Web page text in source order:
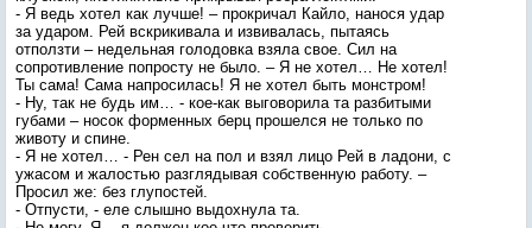
- Я ведь хотел как лучше! – прокричал Кайло, нанося удар
за ударом. Рей вскрикивала и извивалась, пытаясь
отползти – недельная голодовка взяла свое. Сил на
сопротивление попросту не было. – Я не хотел… Не хотел!
Ты сама! Сама напросилась! Я не хотел быть монстром!
- Ну, так не будь им… - кое-как выговорила та разбитыми
губами – носок форменных берц прошелся не только по
животу и спине.
- Я не хотел… - Рен сел на пол и взял лицо Рей в ладони, с
ужасом и жалостью разглядывая собственную работу. –
Просил же: без глупостей.
- Отпусти, - еле слышно выдохнула та.